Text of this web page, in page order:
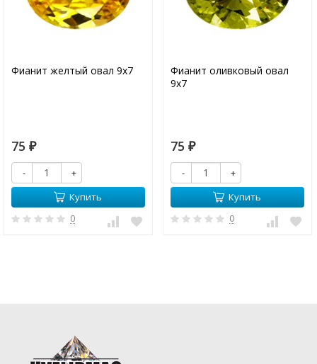
Фианит желтый овал 9х7
75 ₽
-
+
Купить
0
Фианит оливковый овал
9х7
75 ₽
-
+
Купить
0